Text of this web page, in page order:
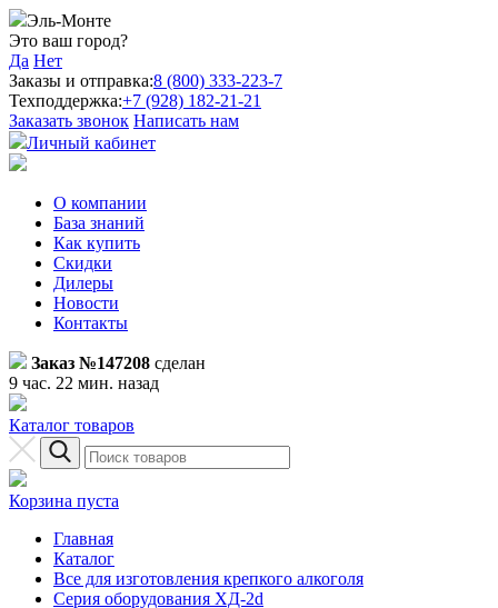
Эль-Монте
Это ваш город?
Да Нет
Заказы и отправка:8 (800) 333-223-7
Техподдержка:+7 (928) 182-21-21
Заказать звонок Написать нам
Личный кабинет
О компании
База знаний
Как купить
Скидки
Дилеры
Новости
Контакты
Заказ №147208 сделан
9 час. 22 мин. назад
Каталог товаров
Корзина пуста
Главная
Каталог
Все для изготовления крепкого алкоголя
Серия оборудования ХД-2d